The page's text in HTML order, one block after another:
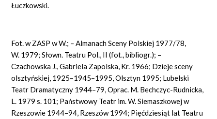
Łuczkowski.
Fot. w ZASP w W.; – Almanach Sceny Polskiej 1977/78,
W. 1979; Słown. Teatru Pol., II (fot., bibliogr.); –
Czachowska J., Gabriela Zapolska, Kr. 1966; Dzieje sceny
olsztyńskiej, 1925–1945–1995, Olsztyn 1995; Lubelski
Teatr Dramatyczny 1944–79, Oprac. M. Bechczyc-Rudnicka,
L. 1979 s. 101; Państwowy Teatr im. W. Siemaszkowej w
Rzeszowie 1944–94, Rzeszów 1994; Pięćdziesiąt lat Teatru